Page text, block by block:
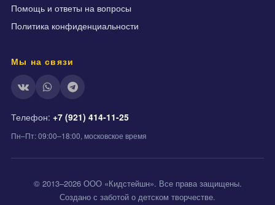
Помощь и ответы на вопросы
Политика конфиденциальности
Мы на связи
Телефон: +7 (921) 414-11-25
Пн–Пт: 09:00–18:00, московское время
© 2013–2026 ООО «Кидстейшн». Все права защищены.
Создано с заботой о детском творчестве.